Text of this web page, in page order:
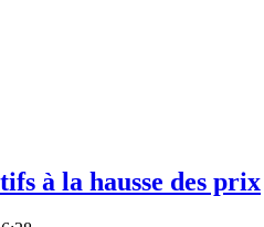
à la hausse des prix